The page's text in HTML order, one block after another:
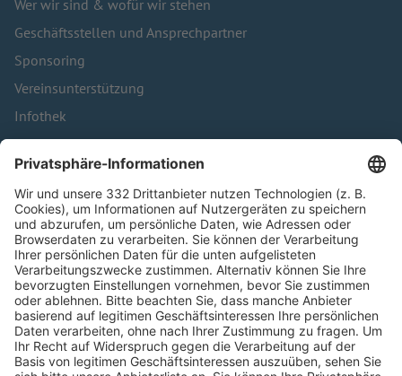
Wer wir sind & wofür wir stehen
Geschäftsstellen und Ansprechpartner
Sponsoring
Vereinsunterstützung
Infothek
Kontakt
HÄUFIG BESUCHTE SEITEN
Pässe und Vereinswechsel
Trainerausbildung
Schulungsangebot Vereinsmitarbeiter
BFV-Geschäftsstellen
Trainerbörse
Login SpielPlus